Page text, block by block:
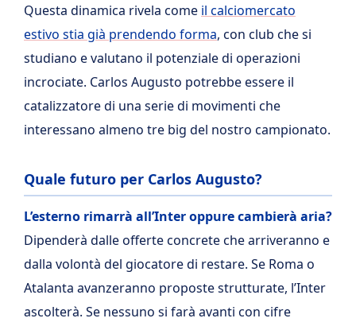
Questa dinamica rivela come il calciomercato
estivo stia già prendendo forma, con club che si
studiano e valutano il potenziale di operazioni
incrociate. Carlos Augusto potrebbe essere il
catalizzatore di una serie di movimenti che
interessano almeno tre big del nostro campionato.
Quale futuro per Carlos Augusto?
L’esterno rimarrà all’Inter oppure cambierà aria?
Dipenderà dalle offerte concrete che arriveranno e
dalla volontà del giocatore di restare. Se Roma o
Atalanta avanzeranno proposte strutturate, l’Inter
ascolterà. Se nessuno si farà avanti con cifre